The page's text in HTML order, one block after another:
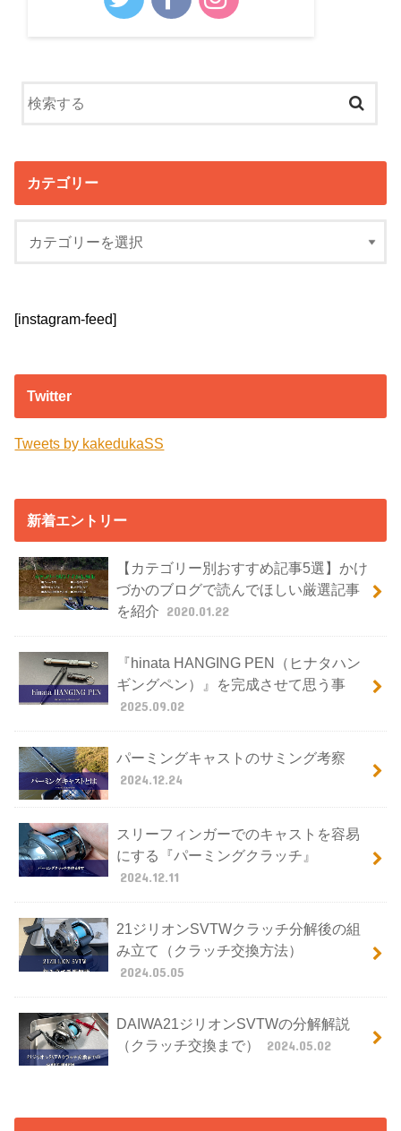
カテゴリー
[instagram-feed]
Twitter
Tweets by kakedukaSS
新着エントリー
【カテゴリー別おすすめ記事5選】かけ
づかのブログで読んでほしい厳選記事
を紹介 2020.01.22
『hinata HANGING PEN（ヒナタハン
ギングペン）』を完成させて思う事
2025.09.02
パーミングキャストのサミング考察
2024.12.24
スリーフィンガーでのキャストを容易
にする『パーミングクラッチ』
2024.12.11
21ジリオンSVTWクラッチ分解後の組
み立て（クラッチ交換方法）
2024.05.05
DAIWA21ジリオンSVTWの分解解説
（クラッチ交換まで）
2024.05.02